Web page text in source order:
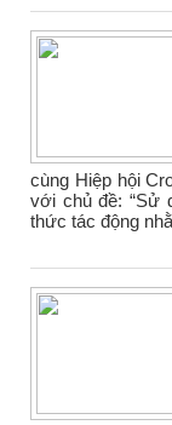
cùng Hiệp hội
với chủ đề: “Sử
thức tác động